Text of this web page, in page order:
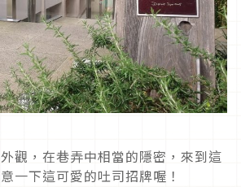
觀，在巷弄中相當的隱密，來到這
一下這可愛的吐司招牌喔！